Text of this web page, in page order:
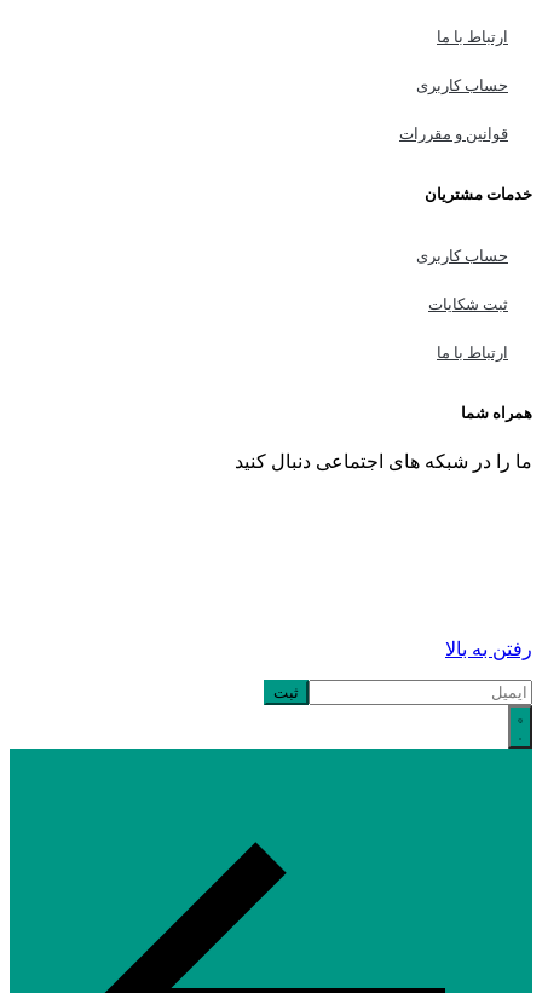
ارتباط با ما
حساب کاربری
قوانین و مقررات
خدمات مشتریان
حساب کاربری
ثبت شکایات
ارتباط با ما
همراه شما
ما را در شبکه های اجتماعی دنبال کنید
رفتن به بالا